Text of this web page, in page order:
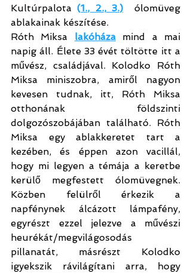
Kultúrpalota (1., 2., 3.)
  ólomüveg
ablakainak készítése.
Róth Miksa lakóháza mind a mai
napig áll. Élete 33 évét töltötte itt a
művész, családjával. Kolodko Róth
Miksa miniszobra, amiről nagyon
kevesen tudnak, itt, Róth Miksa
otthonának földszinti
dolgozószobájában található. Róth
Miksa egy ablakkeretet tart a
kezében, és éppen azon vacillál,
hogy mi legyen a témája a keretbe
kerülő megfestett ólomüvegnek.
Közben felülről érkezik a
napfénynek álcázott lámpafény,
egyrészt ezzel jelezve a művészi
heurékát/megvilágosodás
pillanatát, másrészt Kolodko
igyekszik rávilágítani arra, hogy